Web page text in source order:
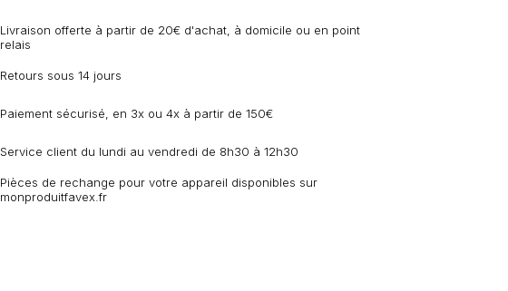
Livraison offerte à partir de 20€ d'achat, à domicile ou en point
relais
Retours sous 14 jours
Paiement sécurisé, en 3x ou 4x à partir de 150€
Service client du lundi au vendredi de 8h30 à 12h30
Pièces de rechange pour votre appareil disponibles sur
monproduitfavex.fr